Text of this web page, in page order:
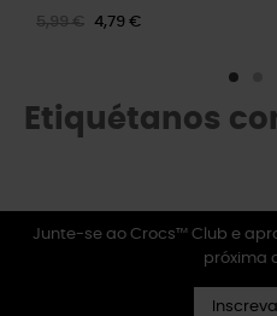
5,99 € 4,79 €
Etiquétanos
Junte-se ao Crocs™ Club e
próxima